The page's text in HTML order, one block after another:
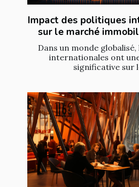
Impact des politiques
sur le marché
Dans un monde
internationales ont
significative sur